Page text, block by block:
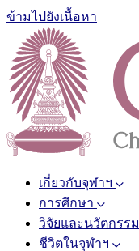
ข้ามไปยังเนื้อหา
เกี่ยวกับจุฬาฯ
การศึกษา
วิจัยและนวัตกรรม
ชีวิตในจุฬาฯ